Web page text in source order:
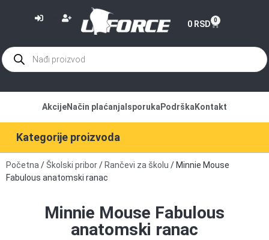
0 RSD 0
Kategorije proizvoda
AkcijeNačin plaćanja Isporuka Podrška Kontakt
Početna / Školski pribor/ Rančevi za školu / Minnie Mouse
Fabulous anatomski ranac
Minnie Mouse Fabulous
anatomski ranac